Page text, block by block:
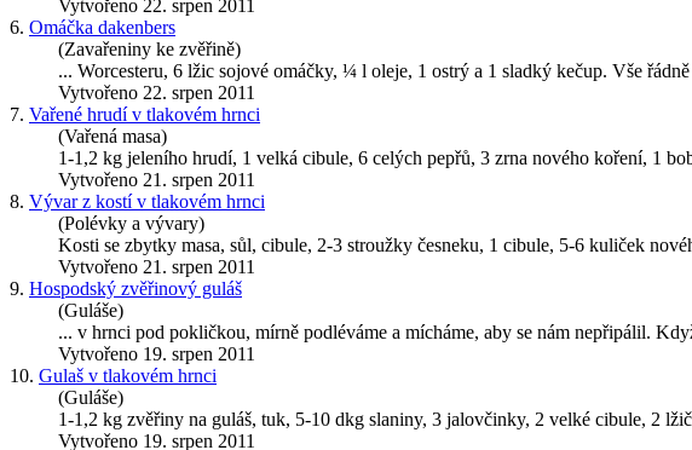
Vytvořeno 22. srpen 2011
6. Omáčka dakenbers
(Zavařeniny ke zvěřině)
... Worcesteru, 6 lžic sojové omáčky, ¼ l oleje, 1 ostrý a 1 sladký kečup. Vše
Vytvořeno 22. srpen 2011
7. Vařené hrudí v tlakovém hrnci
(Vařená masa)
1-1,2 kg jeleního hrudí, 1 velká cibule, 6 celých pepřů, 3 zrna nového koření, 1
Vytvořeno 21. srpen 2011
8. Vývar z kostí v tlakovém hrnci
(Polévky a vývary)
Kosti se zbytky masa, sůl, cibule, 2-3 stroužky česneku, 1 cibule, 5-6 kuliček
Vytvořeno 21. srpen 2011
9. Hospodský zvěřinový guláš
(Guláše)
... v hrnci pod pokličkou, mírně podléváme a mícháme, aby se nám nepřipálil.
Vytvořeno 19. srpen 2011
10. Gulaš v tlakovém hrnci
(Guláše)
1-1,2 kg zvěřiny na guláš, tuk, 5-10 dkg slaniny, 3 jalovčinky, 2 velké cibule, 2
Vytvořeno 19. srpen 2011